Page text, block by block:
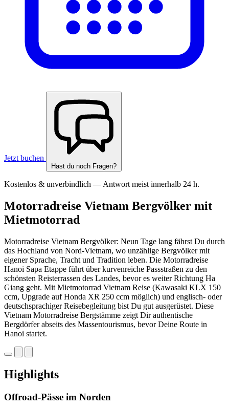
Jetzt buchen
Hast du noch Fragen?
Kostenlos & unverbindlich — Antwort meist innerhalb 24 h.
Motorradreise Vietnam Bergvölker mit
Mietmotorrad
Motorradreise Vietnam Bergvölker: Neun Tage lang fährst Du durch
das Hochland von Nord-Vietnam, wo unzählige Bergvölker mit
eigener Sprache, Tracht und Tradition leben. Die Motorradreise
Hanoi Sapa Etappe führt über kurvenreiche Passstraßen zu den
schönsten Reisterrassen des Landes, bevor es weiter Richtung Ha
Giang geht. Mit Mietmotorrad Vietnam Reise (Kawasaki KLX 150
ccm, Upgrade auf Honda XR 250 ccm möglich) und englisch- oder
deutschsprachiger Reisebegleitung bist Du gut ausgerüstet. Diese
Vietnam Motorradreise Bergstämme zeigt Dir authentische
Bergdörfer abseits des Massentourismus, bevor Deine Route in
Hanoi startet.
Highlights
Offroad-Pässe im Norden